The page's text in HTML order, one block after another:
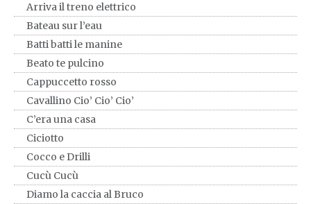
Arriva il treno elettrico
Bateau sur l’eau
Batti batti le manine
Beato te pulcino
Cappuccetto rosso
Cavallino Cio’ Cio’ Cio’
C’era una casa
Ciciotto
Cocco e Drilli
Cucù Cucù
Diamo la caccia al Bruco